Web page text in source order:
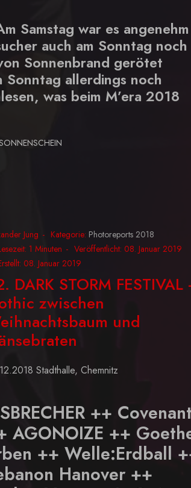
Samstag war es angenehm
auch am Sonntag noch
Sonnenbrand gerötet
allerdings noch
was beim M’era 2018
Jung Kategorie: Photoreports 2018
1 Minuten
Veröffentlicht: 08. Januar 2019
08. Januar 2019
DARK STORM FESTIVAL
zwischen
und
Stadthalle, Chemnitz
++
AGONOIZE ++
++ Welle:Erdball
Hanover ++